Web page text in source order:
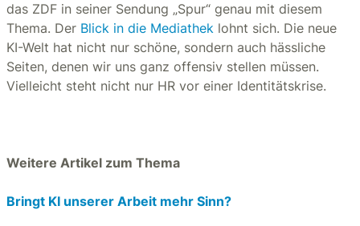
das ZDF in seiner Sendung „Spur“ genau mit diesem
Thema. Der Blick in die Mediathek lohnt sich. Die neue
KI-Welt hat nicht nur schöne, sondern auch hässliche
Seiten, denen wir uns ganz offensiv stellen müssen.
Vielleicht steht nicht nur HR vor einer Identitätskrise.
Weitere Artikel zum Thema
Bringt KI unserer Arbeit mehr Sinn?